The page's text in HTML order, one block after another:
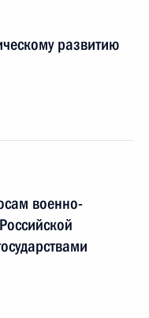
развитию
военно-